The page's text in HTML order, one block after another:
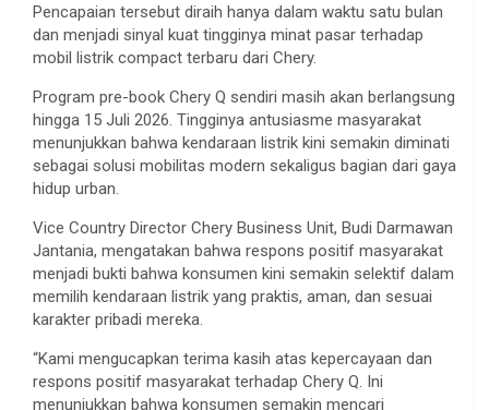
Pencapaian tersebut diraih hanya dalam waktu satu bulan
dan menjadi sinyal kuat tingginya minat pasar terhadap
mobil listrik compact terbaru dari Chery.
Program pre-book Chery Q sendiri masih akan berlangsung
hingga 15 Juli 2026. Tingginya antusiasme masyarakat
menunjukkan bahwa kendaraan listrik kini semakin diminati
sebagai solusi mobilitas modern sekaligus bagian dari gaya
hidup urban.
Vice Country Director Chery Business Unit, Budi Darmawan
Jantania, mengatakan bahwa respons positif masyarakat
menjadi bukti bahwa konsumen kini semakin selektif dalam
memilih kendaraan listrik yang praktis, aman, dan sesuai
karakter pribadi mereka.
“Kami mengucapkan terima kasih atas kepercayaan dan
respons positif masyarakat terhadap Chery Q. Ini
menunjukkan bahwa konsumen semakin mencari